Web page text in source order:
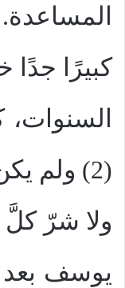
كبيرًا
(2) ولم يكن شيطان
ولا شرّ
يوسف بعد